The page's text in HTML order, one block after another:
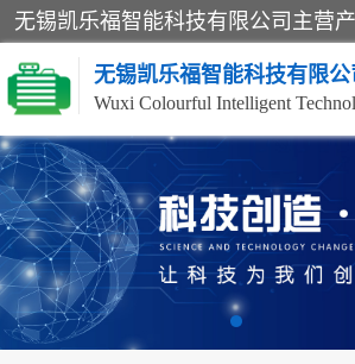
无锡凯乐福智能科技有限公
齿轮泵 机床
风冷式油冷却器 叶片泵
液压马达